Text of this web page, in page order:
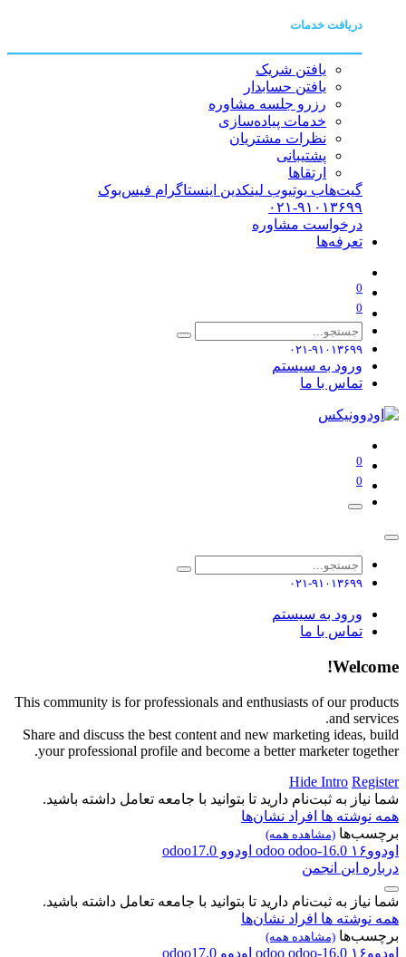
دریافت خدمات
یافتن شریک
یافتن حسابدار
رزرو جلسه مشاوره
خدمات پیاده‌سازی
نظرات مشتریان
پشتیبانی
ارتقاها
گیت‌هاب یوتیوب لینکدین اینستاگرام فیس‌بوک
۰۲۱-۹۱۰۱۳۶۹۹
درخواست مشاوره
تعرفه‌ها
0
0
۰۲۱-۹۱۰۱۳۶۹۹
ورود به سیستم
تماس با ما
0
0
۰۲۱-۹۱۰۱۳۶۹۹
ورود به سیستم
تماس با ما
Welcome!
This community is for professionals and enthusiasts of our products
and services.
Share and discuss the best content and new marketing ideas, build
your professional profile and become a better marketer together.
Hide Intro Register
شما نیاز به ثبت‌نام دارید تا بتوانید با جامعه تعامل داشته باشید.
همه نوشته ها افراد نشان‌ها
برچسب‌ها (مشاهده همه)
اودوو۱۶ odoo odoo-16.0 اودوو odoo17.0
درباره این انجمن
شما نیاز به ثبت‌نام دارید تا بتوانید با جامعه تعامل داشته باشید.
همه نوشته ها افراد نشان‌ها
برچسب‌ها (مشاهده همه)
اودوو۱۶ odoo odoo-16.0 اودوو odoo17.0